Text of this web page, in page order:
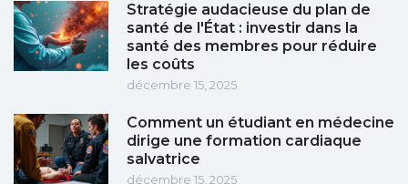
Stratégie audacieuse du plan de
santé de l'État : investir dans la
santé des membres pour réduire
les coûts
décembre 15, 2025
Comment un étudiant en médecine
dirige une formation cardiaque
salvatrice
décembre 15, 2025